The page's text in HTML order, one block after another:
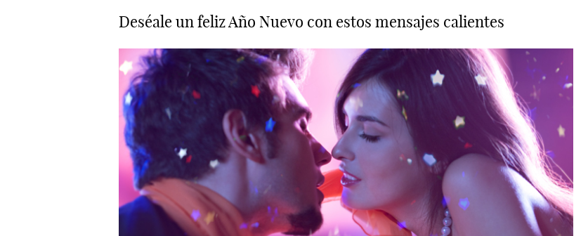
Deséale un feliz Año Nuevo con estos mensajes calientes